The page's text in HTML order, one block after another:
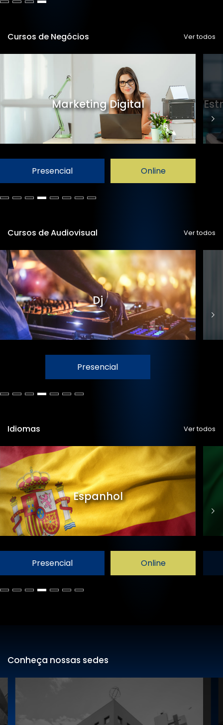
Cursos de Negócios Ver todos
Marketing Digital
Presencial Online
Cursos de Audiovisual Ver todos
Dj
Presencial
Idiomas Ver todos
Espanhol
Presencial Online
Conheça nossas sedes